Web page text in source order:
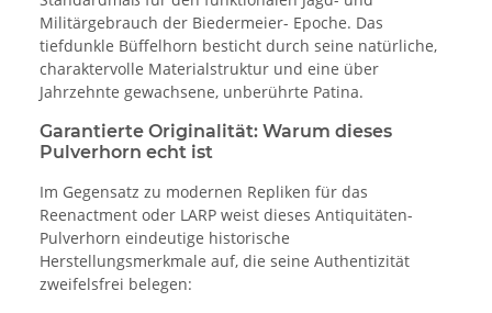
Militärgebrauch der Biedermeier- Epoche. Das
tiefdunkle Büffelhorn besticht durch seine natürliche,
charaktervolle Materialstruktur und eine über
Jahrzehnte gewachsene, unberührte Patina.
Garantierte Originalität: Warum dieses
Pulverhorn echt ist
Im Gegensatz zu modernen Repliken für das
Reenactment oder LARP weist dieses Antiquitäten-
Pulverhorn eindeutige historische
Herstellungsmerkmale auf, die seine Authentizität
zweifelsfrei belegen: